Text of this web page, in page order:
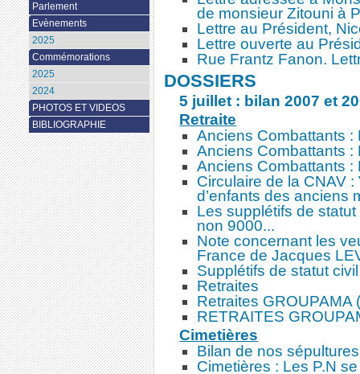
de monsieur Zitouni à
Lettre au Président,
Lettre ouverte au
Rue Frantz Fanon.
DOSSIERS
5 juillet : bilan 2007 et
Retraite
Anciens Combattants :
Anciens Combattants :
Anciens Combattants :
Circulaire de la CNAV
d’enfants des anciens
Les supplétifs de
non 9000...
Note concernant les
France de Jacques
Supplétifs de statut
Retraites
Retraites GROUPAMA
RETRAITES
Cimetières
Bilan de nos
Cimetières : Les P.N
Parlement
Evènements
2025
Commémorations
2025
2024
PHOTOS ET VIDEOS
BIBLIOGRAPHIE